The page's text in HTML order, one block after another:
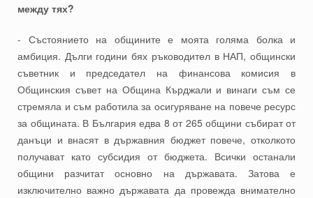
между тях?
- Състоянието на общините е моята голяма болка и
амбиция. Дълги години бях ръководител в НАП, общински
съветник и председател на финансова комисия в
Общинския съвет на Община Кърджали и винаги съм се
стремяла и съм работила за осигуряване на повече ресурс
за общината. В България едва 8 от 265 общини събират от
данъци и внасят в държавния бюджет повече, отколкото
получават като субсидия от бюджета. Всички останали
общини разчитат основно на държавата. Затова е
изключително важно държавата да провежда внимателно